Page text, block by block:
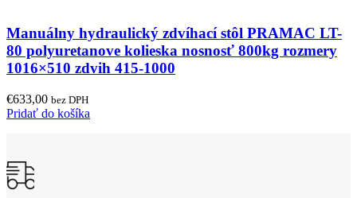
Manuálny hydraulický zdvíhací stôl PRAMAC LT-
80 polyuretanove kolieska nosnosť 800kg rozmery
1016×510 zdvih 415-1000
€633,00 bez DPH
Pridať do košíka